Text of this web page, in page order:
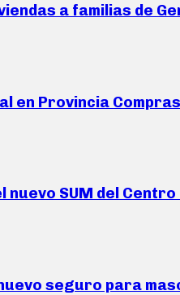
a familias de
en Provincia
nuevo SUM del
seguro para